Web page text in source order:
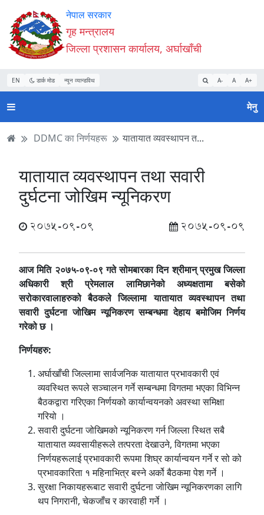
Accessibility
Mode
सुरु
गर्नुहोस्
सामाग्री
पढ्नुहाेस्
नेभिगेसन
पढ्नुहाेस्
वेबसाइट
खोजमा
जानुहोस्
नेपाल सरकार
गृह मन्त्रालय
जिल्ला प्रशासन कार्यालय, अर्घाखाँची
EN डार्क मोड न्यून व्यान्डविथ A- A A+
मेनु
DDMC का निर्णयहरू यातायात व्यवस्थापन त...
यातायात व्यवस्थापन तथा सवारी
दुर्घटना जोखिम न्यूनिकरण
2075-09-09 2075-09-09
आज मिति २०७५-०९-०९ गते सोमबारका दिन श्रीमान् प्रमुख जिल्ला
अधिकारी श्री प्रेमलाल लामिछानेको अध्यक्षतामा बसेको
सरोकारवालाहरुको बैठकले जिल्लामा यातायात व्यवस्थापन तथा
सवारी दुर्घटना जोखिम न्यूनिकरण सम्बन्धमा देहाय बमोजिम निर्णय
गरेको छ ।
निर्णयहरु:
अर्घाखाँची जिल्लामा सार्वजनिक यातायात प्रभावकारी एवं
व्यवस्थित रूपले सञ्‍चालन गर्ने सम्बन्धमा विगतमा भएका विभिन्न
बैठकद्वारा गरिएका निर्णयको कार्यान्वयनको अवस्था समिक्षा
गरियो ।
सवारी दुर्घटना जोखिमको न्यूनिकरण गर्न जिल्ला स्थित सबै
यातायात व्यवसायीहरूले तत्परता देखाउने, विगतमा भएका
निर्णयहरूलाई प्रभावकारी रूपमा शिघ्र कार्यान्वयन गर्ने र सो को
प्रभावकारिता १ महिनाभित्र बस्ने अर्को बैठकमा पेश गर्ने ।
सुरक्षा निकायहरूबाट सवारी दुर्घटना जोखिम न्यूनिकरणका लागि
थप निगरानी, चेकजाँच र कारवाही गर्ने ।